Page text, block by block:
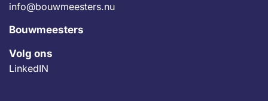
info@bouwmeesters.nu
Bouwmeesters
Volg ons
LinkedIN